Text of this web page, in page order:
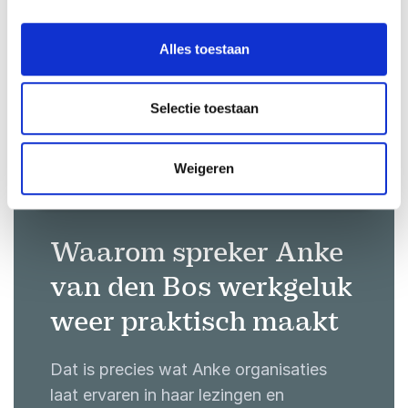
Alles toestaan
Selectie toestaan
Weigeren
naar een praktische vertaling van 50 jaar
cultuuromslag, onze sprekers maken
verandering behapbaar. Boek vandaag
nog een gesprek om de ideale spreker
te vinden die jouw organisatie helpt om
betrokkenheid en succes.
Waarom spreker Anke
van den Bos werkgeluk
weer praktisch maakt
Dat is precies wat Anke organisaties
laat ervaren in haar lezingen en